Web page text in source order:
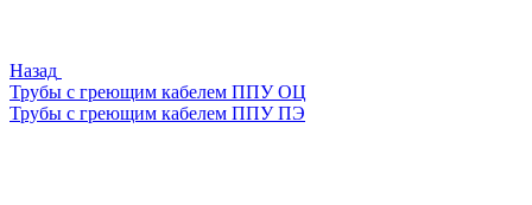
Назад
Трубы с греющим кабелем ППУ ОЦ
Трубы с греющим кабелем ППУ ПЭ